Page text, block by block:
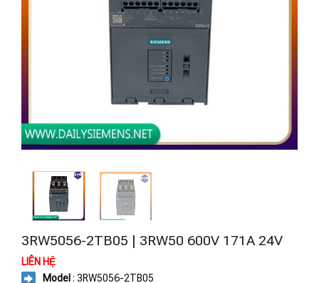
3RW5056-2TB05 | 3RW50 600V 171A 24V
LIÊN HỆ
Model : 3RW5056-2TB05